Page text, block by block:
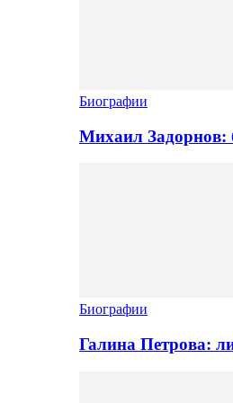
Биографии
Михаил Задорнов:
Биографии
Галина Петрова: